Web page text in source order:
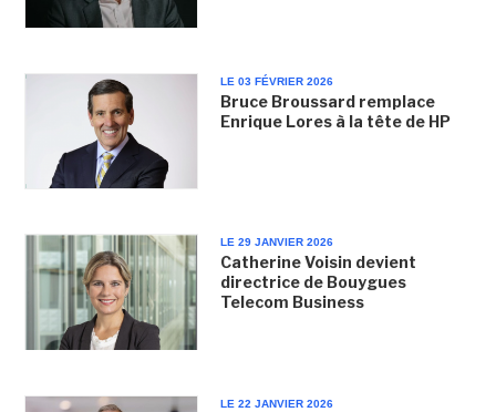
LE 03 FÉVRIER 2026
Bruce Broussard remplace
Enrique Lores à la tête de HP
LE 29 JANVIER 2026
Catherine Voisin devient
directrice de Bouygues
Telecom Business
LE 22 JANVIER 2026